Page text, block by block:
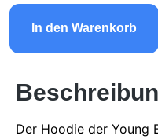
In den Warenkorb
Der Hoodie der Young